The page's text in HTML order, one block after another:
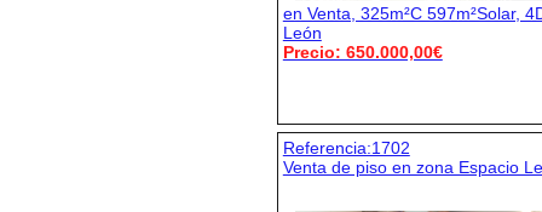
en Venta, 325m²C 597m²Solar,
León
Precio: 650.000,00€
Referencia:1702
Venta de piso en zona Espacio